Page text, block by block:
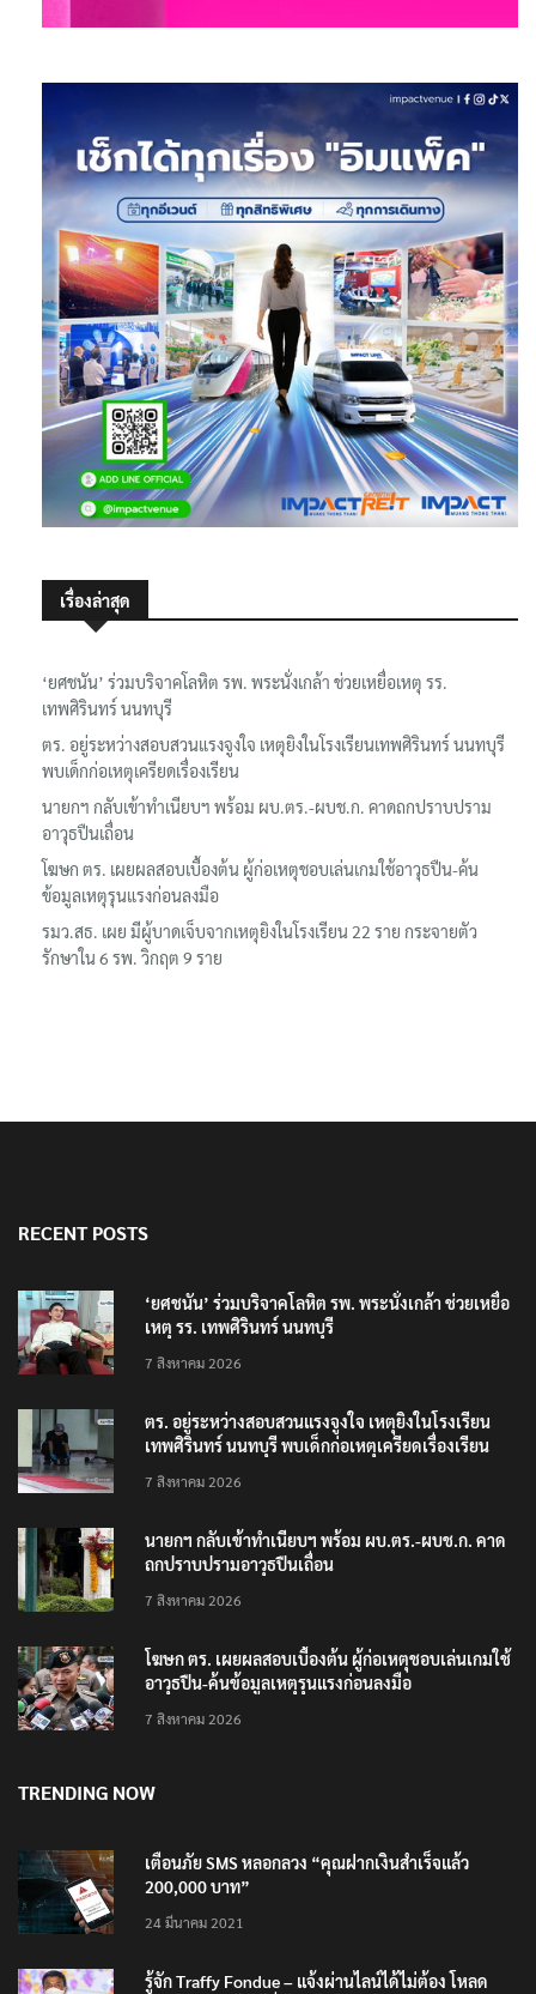
เรื่องล่าสุด
‘ยศชนัน’ ร่วมบริจาคโลหิต รพ. พระนั่งเกล้า ช่วยเหยื่อเหตุ รร.
เทพศิรินทร์ นนทบุรี
ตร. อยู่ระหว่างสอบสวนแรงจูงใจ เหตุยิงในโรงเรียนเทพศิรินทร์ นนทบุรี
พบเด็กก่อเหตุเครียดเรื่องเรียน
นายกฯ กลับเข้าทำเนียบฯ พร้อม ผบ.ตร.-ผบช.ก. คาดถกปราบปราม
อาวุธปืนเถื่อน
โฆษก ตร. เผยผลสอบเบื้องต้น ผู้ก่อเหตุชอบเล่นเกมใช้อาวุธปืน-ค้น
ข้อมูลเหตุรุนแรงก่อนลงมือ
รมว.สธ. เผย มีผู้บาดเจ็บจากเหตุยิงในโรงเรียน 22 ราย กระจายตัว
รักษาใน 6 รพ. วิกฤต 9 ราย
RECENT POSTS
‘ยศชนัน’ ร่วมบริจาคโลหิต รพ. พระนั่งเกล้า ช่วยเหยื่อ
เหตุ รร. เทพศิรินทร์ นนทบุรี
7 สิงหาคม 2026
ตร. อยู่ระหว่างสอบสวนแรงจูงใจ เหตุยิงในโรงเรียน
เทพศิรินทร์ นนทบุรี พบเด็กก่อเหตุเครียดเรื่องเรียน
7 สิงหาคม 2026
นายกฯ กลับเข้าทำเนียบฯ พร้อม ผบ.ตร.-ผบช.ก. คาด
ถกปราบปรามอาวุธปืนเถื่อน
7 สิงหาคม 2026
โฆษก ตร. เผยผลสอบเบื้องต้น ผู้ก่อเหตุชอบเล่นเกมใช้
อาวุธปืน-ค้นข้อมูลเหตุรุนแรงก่อนลงมือ
7 สิงหาคม 2026
TRENDING NOW
เตือนภัย SMS หลอกลวง “คุณฝากเงินสำเร็จแล้ว
200,000 บาท”
24 มีนาคม 2021
รู้จัก Traffy Fondue – แจ้งผ่านไลน์ได้ไม่ต้อง โหลด